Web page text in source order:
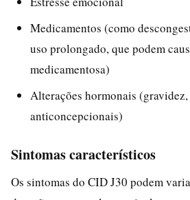
Medicamentos (como
uso prolongado, que podem
medicamentosa)
Alterações hormonais
anticoncepcionais)
Sintomas característicos
Os sintomas do CID J30 podem